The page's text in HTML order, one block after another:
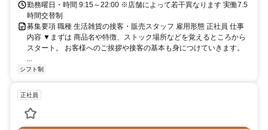
勤務曜日・時間 9:15～22:00 ※店舗によって若干異なります 実働7.5
時間交替制
募集要項 職種 生活雑貨の接客・販売スタッフ 雇用形態 正社員 仕事
内容 ▼まずは 商品名や特徴、ストック場所などを覚えるところから
スタート。 お客様へのご挨拶や接客の基本も身につけていきます。
...
シフト制
正社員